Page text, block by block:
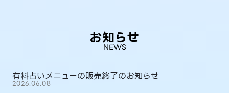
お知らせ
NEWS
有料占いメニューの販売終了のお知らせ
2026.06.08